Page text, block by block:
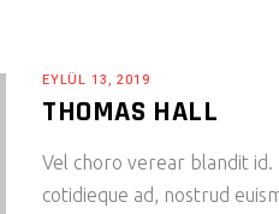
EYLÜL 13, 2019
THOMAS HALL
Vel choro verear blandit
cotidieque ad, nostrud